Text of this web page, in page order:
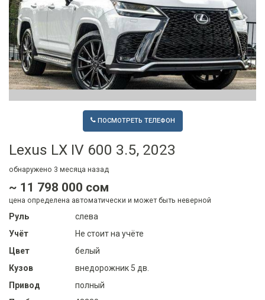
ПОСМОТРЕТЬ ТЕЛЕФОН
Lexus LX IV 600 3.5, 2023
обнаружено 3 месяца назад
~ 11 798 000 сом
цена определена автоматически и может быть неверной
Руль
слева
Учёт
Не стоит на учёте
Цвет
белый
Кузов
внедорожник 5 дв.
Привод
полный